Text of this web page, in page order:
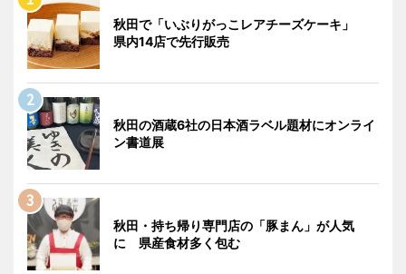
秋田で「いぶりがっこレアチーズケーキ」
県内14店で先行販売
秋田の酒蔵6社の日本酒ラベル題材にオンライ
ン書道展
秋田・持ち帰り専門店の「豚まん」が人気
に 県産食材多く包む